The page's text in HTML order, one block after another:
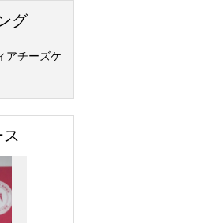
グ
アチーズケ